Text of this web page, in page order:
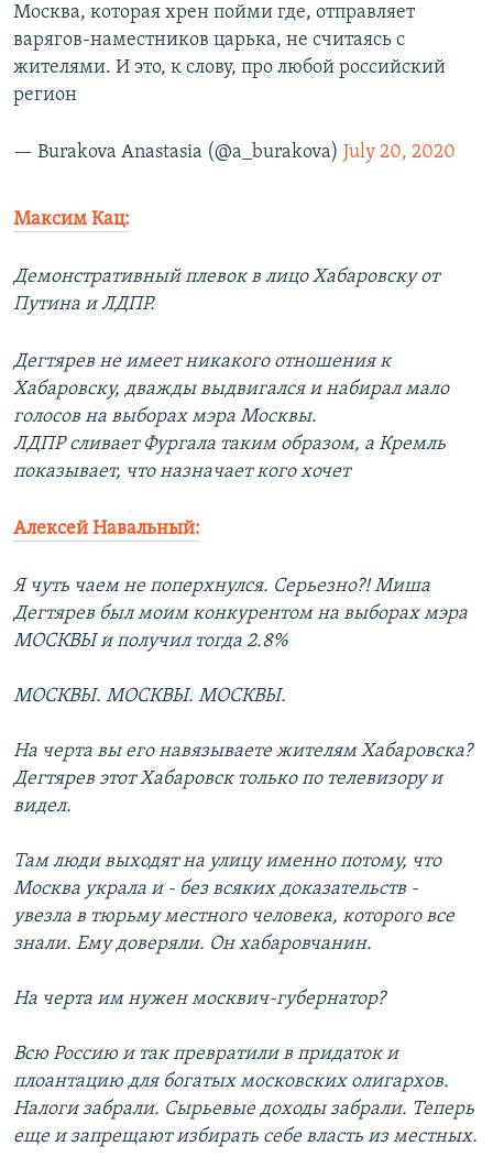
Москва, которая хрен пойми где, отправляет
варягов-наместников царька, не считаясь с
жителями. И это, к слову, про любой российский
регион
— Burakova Anastasia (@a_burakova) July 20, 2020
Максим Кац:
Демонстративный плевок в лицо Хабаровску от
Путина и ЛДПР.
Дегтярев не имеет никакого отношения к
Хабаровску, дважды выдвигался и набирал мало
голосов на выборах мэра Москвы.
ЛДПР сливает Фургала таким образом, а Кремль
показывает, что назначает кого хочет
Алексей Навальный:
Я чуть чаем не поперхнулся. Серьезно?! Миша
Дегтярев был моим конкурентом на выборах мэра
МОСКВЫ и получил тогда 2.8%
МОСКВЫ. МОСКВЫ. МОСКВЫ.
На черта вы его навязываете жителям Хабаровска?
Дегтярев этот Хабаровск только по телевизору и
видел.
Там люди выходят на улицу именно потому, что
Москва украла и - без всяких доказательств -
увезла в тюрьму местного человека, которого все
знали. Ему доверяли. Он хабаровчанин.
На черта им нужен москвич-губернатор?
Всю Россию и так превратили в придаток и
плоантацию для богатых московских олигархов.
Налоги забрали. Сырьевые доходы забрали. Теперь
еще и запрещают избирать себе власть из местных.